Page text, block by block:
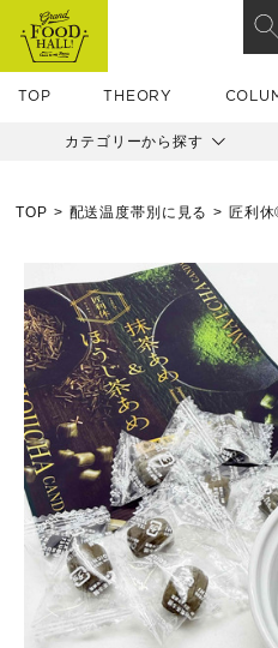
TOP THEORY
カテゴリーから探す
TOP 配送温度帯別に見る 匠利